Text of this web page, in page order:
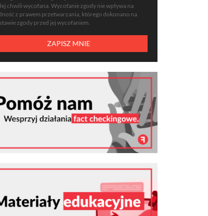
chwili wycofana. Wycofanie zgody nie wpływa na
z prawem przetwarzania, którego dokonano na
zgody przed jej wycofaniem.